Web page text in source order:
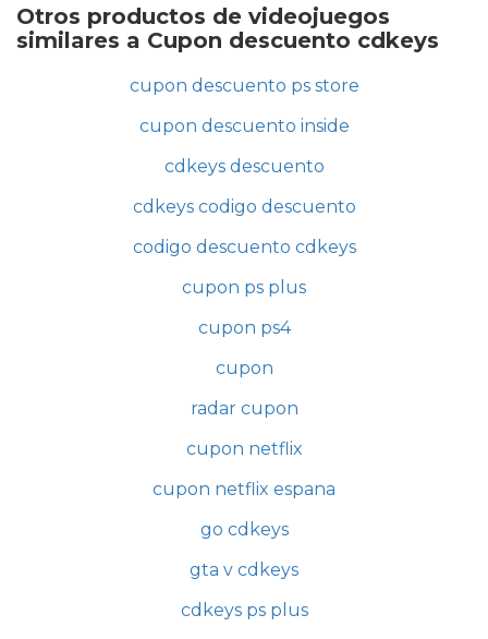
Otros productos de videojuegos
similares a Cupon descuento cdkeys
cupon descuento ps store
cupon descuento inside
cdkeys descuento
cdkeys codigo descuento
codigo descuento cdkeys
cupon ps plus
cupon ps4
cupon
radar cupon
cupon netflix
cupon netflix espana
go cdkeys
gta v cdkeys
cdkeys ps plus